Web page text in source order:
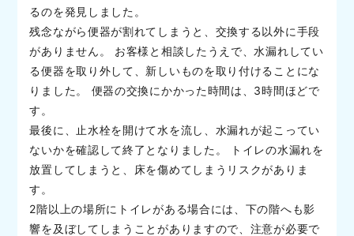
るのを発見しました。
残念ながら便器が割れてしまうと、交換する以外に手段
がありません。 お客様と相談したうえで、水漏れしてい
る便器を取り外して、新しいものを取り付けることにな
りました。 便器の交換にかかった時間は、3時間ほどで
す。
最後に、止水栓を開けて水を流し、水漏れが起こってい
ないかを確認して終了となりました。 トイレの水漏れを
放置してしまうと、床を傷めてしまうリスクがありま
す。
2階以上の場所にトイレがある場合には、下の階へも影
響を及ぼしてしまうことがありますので、注意が必要で